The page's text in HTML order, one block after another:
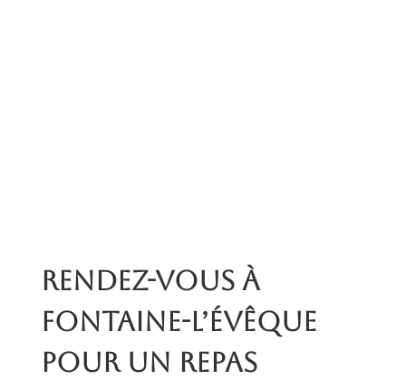
Rendez-vous à
Fontaine-l’Évêque
pour un repas